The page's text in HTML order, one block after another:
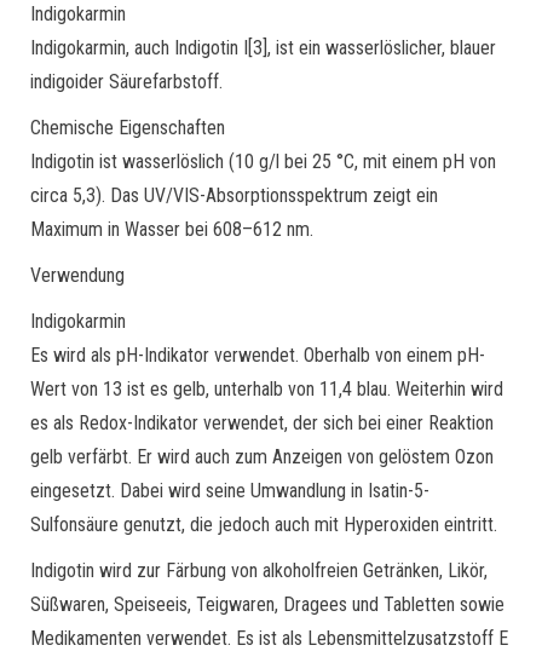
Indigokarmin
Indigokarmin, auch Indigotin I[3], ist ein wasserlöslicher, blauer
indigoider Säurefarbstoff.
Chemische Eigenschaften
Indigotin ist wasserlöslich (10 g/l bei 25 °C, mit einem pH von
circa 5,3). Das UV/VIS-Absorptionsspektrum zeigt ein
Maximum in Wasser bei 608–612 nm.
Verwendung
Indigokarmin
Es wird als pH-Indikator verwendet. Oberhalb von einem pH-
Wert von 13 ist es gelb, unterhalb von 11,4 blau. Weiterhin wird
es als Redox-Indikator verwendet, der sich bei einer Reaktion
gelb verfärbt. Er wird auch zum Anzeigen von gelöstem Ozon
eingesetzt. Dabei wird seine Umwandlung in Isatin-5-
Sulfonsäure genutzt, die jedoch auch mit Hyperoxiden eintritt.
Indigotin wird zur Färbung von alkoholfreien Getränken, Likör,
Süßwaren, Speiseeis, Teigwaren, Dragees und Tabletten sowie
Medikamenten verwendet. Es ist als Lebensmittelzusatzstoff E